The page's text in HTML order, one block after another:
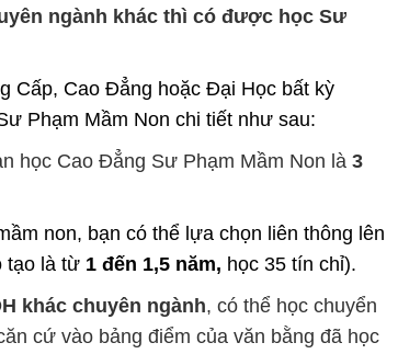
ngành khác thì có được học Sư
Cấp, Cao Đẳng hoặc Đại Học bất kỳ
Phạm Mầm Non chi tiết như sau:
học Cao Đẳng Sư Phạm Mầm Non là 3
non, bạn có thể lựa chọn liên thông lên
tạo là từ 1 đến 1,5 năm, học 35 tín chỉ).
khác chuyên ngành, có thể học chuyển
cứ vào bảng điểm của văn bằng đã học